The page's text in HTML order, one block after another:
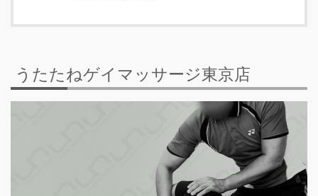
うたたねゲイマッサージ東京店